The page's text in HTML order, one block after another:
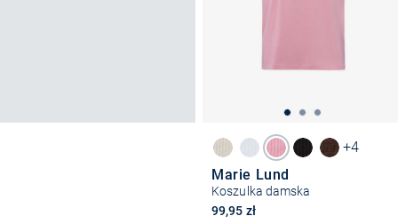
+4
Marie Lund
Koszulka damska
99,95 zł